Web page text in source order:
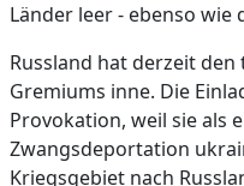
Länder leer - ebenso wie
Russland hat derzeit
Gremiums inne. Die
Provokation, weil sie als
Zwangsdeportation
Kriegsgebiet nach